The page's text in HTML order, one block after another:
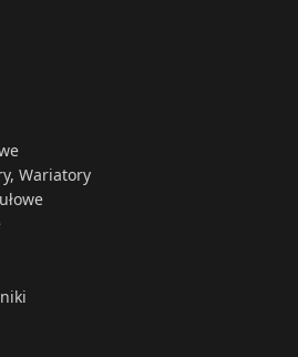
Wariatory